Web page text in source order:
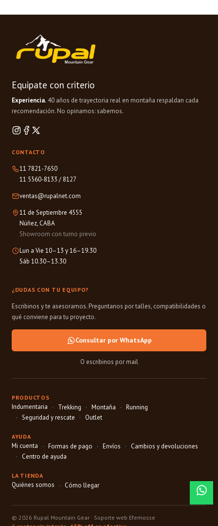
Equipate con criterio
Experiencia. 40 años de trayectoria real en montaña respaldan cada
recomendación. No opinamos: sabemos.
CONTACTO
11 7821-7650
11 5560-8133 / 8127
ventas@rupalnet.com
11 de Septiembre 4555
Núñez, CABA
Showroom con turno previo
Lun a Vie 10–13 y 16–19.30
Sáb 10.30–13.30
¿DUDAS CON TU EQUIPO?
Escribinos y te asesoramos. Preguntanos por talles, compatibilidades o
qué conviene para tu proyecto.
Consultar por WhatsApp
O escribinos por mail
PRODUCTOS
Indumentaria Trekking Montaña
Running
Seguridad y rescate
Outlet
AYUDA
Mi cuenta Formas de pago Envíos
Cambios y devoluciones
Centro de ayuda
LA TIENDA
Quiénes somos Cómo llegar
© 2026 Rupal Mountain Gear · Soporte web Efemosse